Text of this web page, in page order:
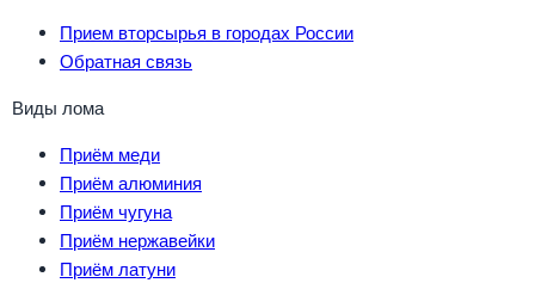
Прием вторсырья в городах России
Обратная связь
Виды лома
Приём меди
Приём алюминия
Приём чугуна
Приём нержавейки
Приём латуни